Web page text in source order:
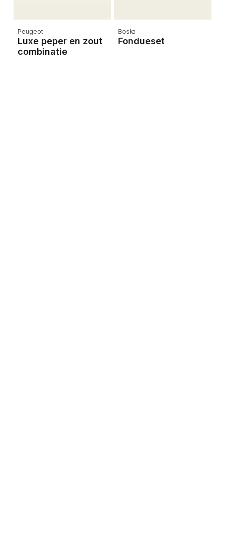
Peugeot
Luxe peper en zout
combinatie
Boska
Fondueset